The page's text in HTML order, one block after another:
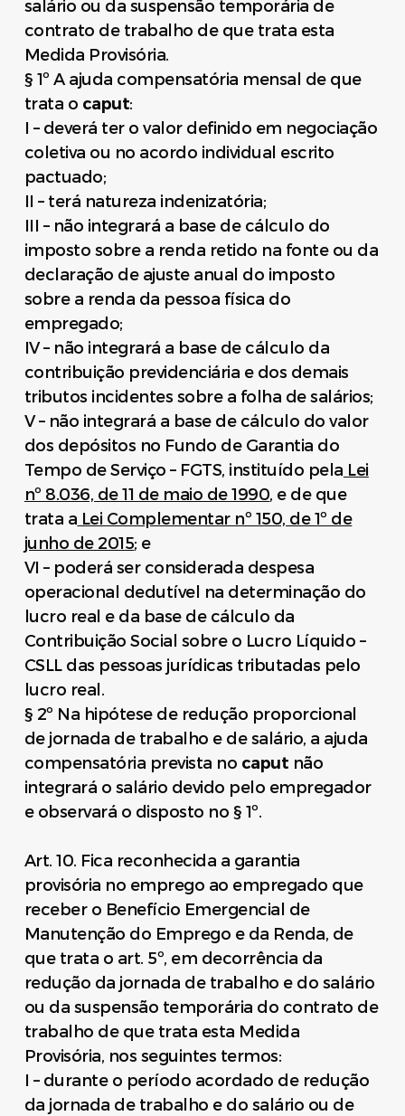
salário ou da suspensão temporária de
contrato de trabalho de que trata esta
Medida Provisória.
§ 1º A ajuda compensatória mensal de que
trata o caput:
I – deverá ter o valor definido em negociação
coletiva ou no acordo individual escrito
pactuado;
II – terá natureza indenizatória;
III – não integrará a base de cálculo do
imposto sobre a renda retido na fonte ou da
declaração de ajuste anual do imposto
sobre a renda da pessoa física do
empregado;
IV – não integrará a base de cálculo da
contribuição previdenciária e dos demais
tributos incidentes sobre a folha de salários;
V – não integrará a base de cálculo do valor
dos depósitos no Fundo de Garantia do
Tempo de Serviço – FGTS, instituído pela Lei
nº 8.036, de 11 de maio de 1990, e de que
trata a Lei Complementar nº 150, de 1º de
junho de 2015; e
VI – poderá ser considerada despesa
operacional dedutível na determinação do
lucro real e da base de cálculo da
Contribuição Social sobre o Lucro Líquido –
CSLL das pessoas jurídicas tributadas pelo
lucro real.
§ 2º Na hipótese de redução proporcional
de jornada de trabalho e de salário, a ajuda
compensatória prevista no caput não
integrará o salário devido pelo empregador
e observará o disposto no § 1º.
Art. 10. Fica reconhecida a garantia
provisória no emprego ao empregado que
receber o Benefício Emergencial de
Manutenção do Emprego e da Renda, de
que trata o art. 5º, em decorrência da
redução da jornada de trabalho e do salário
ou da suspensão temporária do contrato de
trabalho de que trata esta Medida
Provisória, nos seguintes termos:
I – durante o período acordado de redução
da jornada de trabalho e do salário ou de